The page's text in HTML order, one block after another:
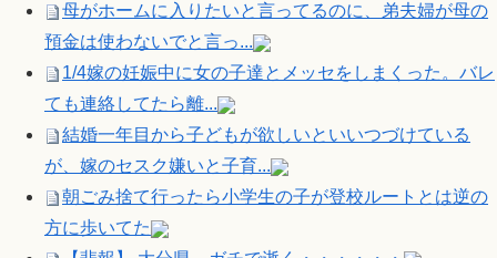
母がホームに入りたいと言ってるのに、弟夫婦が母の
預金は使わないでと言っ...
1/4嫁の妊娠中に女の子達とメッセをしまくった。バレ
ても連絡してたら離...
結婚一年目から子どもが欲しいといいつづけている
が、嫁のセスク嫌いと子育...
朝ごみ捨て行ったら小学生の子が登校ルートとは逆の
方に歩いてた